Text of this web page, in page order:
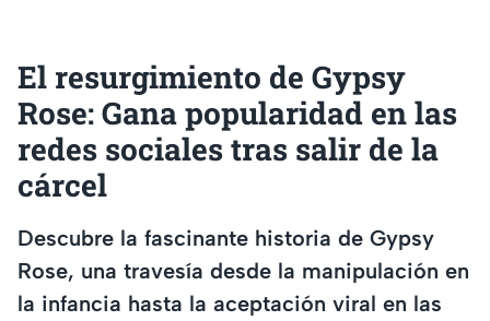
El resurgimiento de Gypsy
Rose: Gana popularidad en las
redes sociales tras salir de la
cárcel
Descubre la fascinante historia de Gypsy
Rose, una travesía desde la manipulación en
la infancia hasta la aceptación viral en las